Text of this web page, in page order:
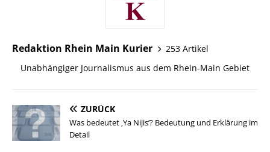
Redaktion Rhein Main Kurier
253 Artikel
Unabhängiger Journalismus aus dem Rhein-Main Gebiet
ZURÜCK
Was bedeutet ‚Ya Nijis‘? Bedeutung und Erklärung im
Detail